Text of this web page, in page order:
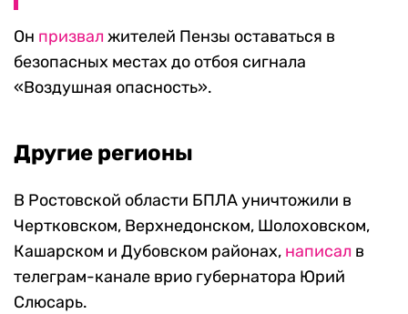
Он призвал жителей Пензы оставаться в
безопасных местах до отбоя сигнала
«Воздушная опасность».
Другие регионы
В Ростовской области БПЛА уничтожили в
Чертковском, Верхнедонском, Шолоховском,
Кашарском и Дубовском районах, написал в
телеграм-канале врио губернатора Юрий
Слюсарь.